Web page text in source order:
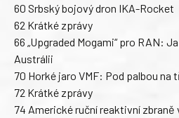
60 Srbský bojový dron IKA-Rocket
62 Krátké zprávy
66 „Upgraded Mogami“ pro RAN:
Austrálii
70 Horké jaro VMF: Pod palbou na
72 Krátké zprávy
74 Americké ruční reaktivní zbraně